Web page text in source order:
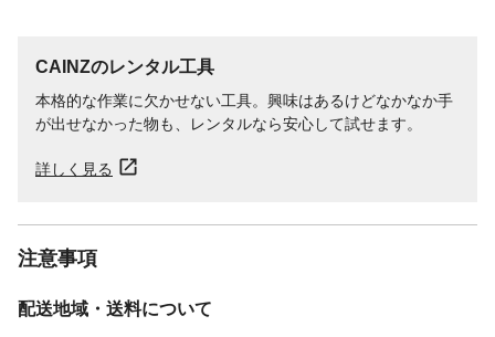
CAINZのレンタル工具
本格的な作業に欠かせない工具。興味はあるけどなかなか手
が出せなかった物も、レンタルなら安心して試せます。
詳しく見る
注意事項
配送地域・送料について